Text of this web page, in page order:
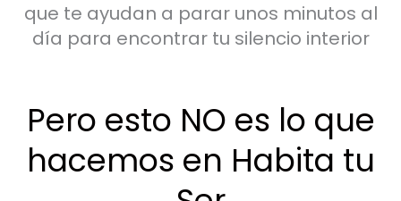
que te ayudan a parar unos minutos al
día para encontrar tu silencio interior
Pero esto NO es lo que
hacemos en Habita tu